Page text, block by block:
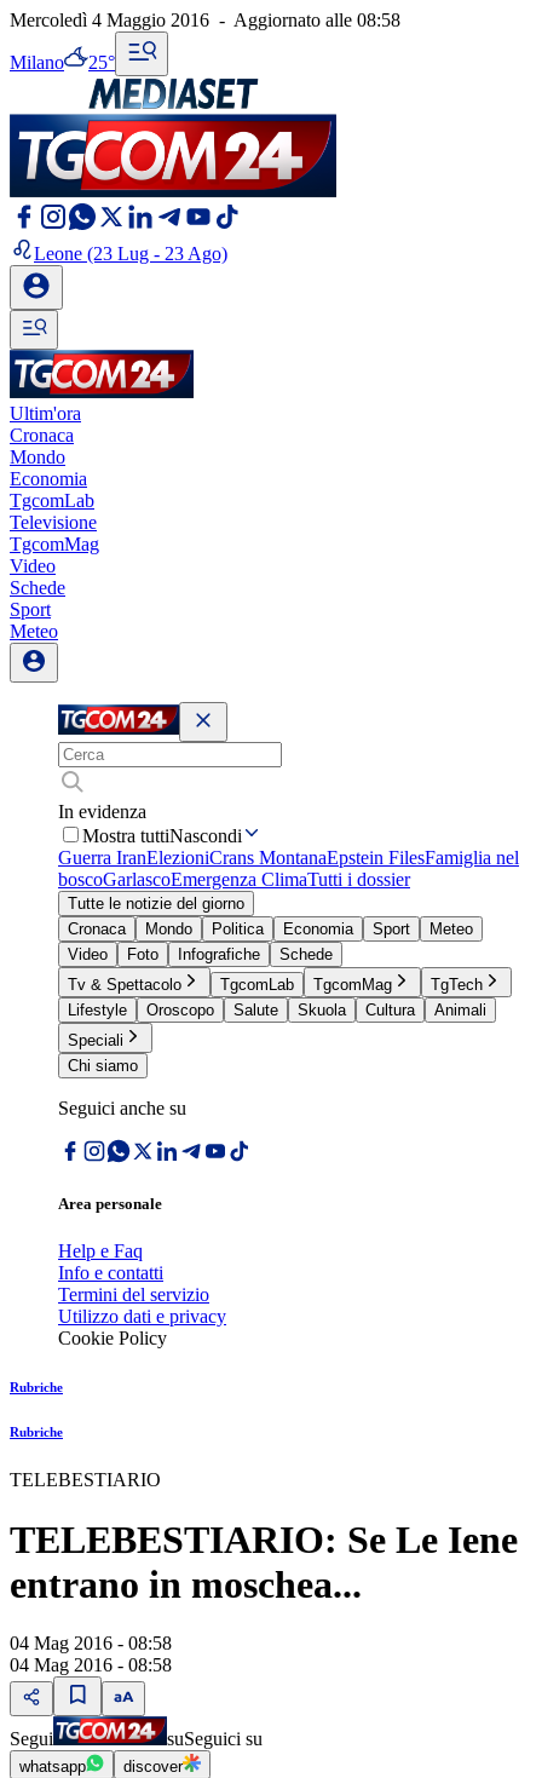
Mercoledì 4 Maggio 2016 - Aggiornato alle 08:58
Milano 25°
Leone (23 Lug - 23 Ago)
Ultim'ora
Cronaca
Mondo
Economia
TgcomLab
Televisione
TgcomMag
Video
Schede
Sport
Meteo
In evidenza
Mostra tuttiNascondi
Guerra IranElezioniCrans MontanaEpstein FilesFamiglia nel
boscoGarlascoEmergenza ClimaTutti i dossier
Tutte le notizie del giorno
Cronaca
Mondo Politica Economia Sport
Meteo
Video
Foto Infografiche
Schede
Tv & Spettacolo
TgcomLab TgcomMag
TgTech
Lifestyle
Oroscopo Salute Skuola Cultura
Animali
Speciali
Chi siamo
Seguici anche su
Area personale
Help e Faq
Info e contatti
Termini del servizio
Utilizzo dati e privacy
Cookie Policy
Rubriche
Rubriche
TELEBESTIARIO
TELEBESTIARIO: Se Le Iene
entrano in moschea...
04 Mag 2016 - 08:58
04 Mag 2016 - 08:58
Segui suSeguici su
whatsapp discover